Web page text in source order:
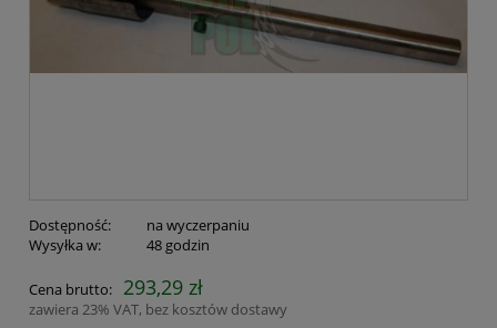
Dostępność:
na wyczerpaniu
Wysyłka w:
48 godzin
Cena brutto: 293,29 zł
zawiera 23% VAT, bez kosztów dostawy